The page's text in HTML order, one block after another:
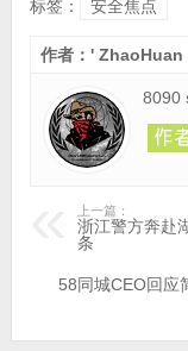
标签： 安全焦点
作者：' ZhaoHuan
8090
上一篇：
浙江警方奔赴
条
58同城CEO回应